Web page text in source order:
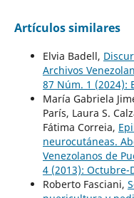
Artículos similares
Elvia Badell,
Archivos
87 Núm. 1 (2024):
María Gabriela
París, Laura S.
Fátima Correia,
neurocutáneas.
Venezolanos de
4 (2013): Octubre-
Roberto Fasciani,